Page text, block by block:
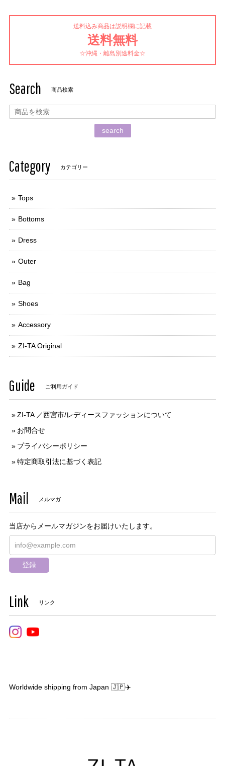
送料込み商品は説明欄に記載
送料無料
☆沖縄・離島別途料金☆
Search 商品検索
search
Category カテゴリー
Tops
Bottoms
Dress
Outer
Bag
Shoes
Accessory
ZI-TA Original
Guide ご利用ガイド
ZI-TA ／西宮市/レディースファッションについて
お問合せ
プライバシーポリシー
特定商取引法に基づく表記
Mail メルマガ
当店からメールマガジンをお届けいたします。
登録
Link リンク
Worldwide shipping from Japan 🇯🇵✈️